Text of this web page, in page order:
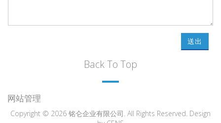
送出
Back To Top
网站管理
Copyright © 2026 铭仑企业有限公司. All Rights Reserved. Design